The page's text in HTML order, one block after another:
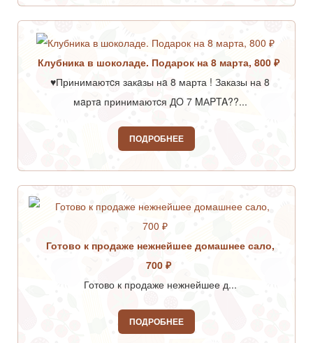
Клубника в шоколаде. Подарок на 8 марта, 800 ₽
♥️Принимаютcя закaзы нa 8 марта ! Заказы на 8
мaртa принимаютcя ДO 7 MАPTA??...
ПОДРОБНЕЕ
Готово к продаже нежнейшее домашнее сало,
700 ₽
Готово к продаже нежнейшее д...
ПОДРОБНЕЕ